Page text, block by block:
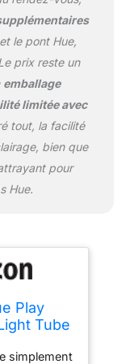
votre
votre
un
votre
votre
( Alexa,
etc)
un produit
produits
produit
source
classe
g
le pont Hue,
prix reste un
emballage
limitée avec
tout, la facilité
bien que
pour
Hue.
Play
Tube
de
simplement